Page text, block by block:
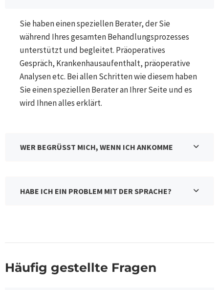
Sie haben einen speziellen Berater, der Sie
während Ihres gesamten Behandlungsprozesses
unterstützt und begleitet. Präoperatives
Gespräch, Krankenhausaufenthalt, präoperative
Analysen etc. Bei allen Schritten wie diesem haben
Sie einen speziellen Berater an Ihrer Seite und es
wird Ihnen alles erklärt.
WER BEGRÜSST MICH, WENN ICH ANKOMME
HABE ICH EIN PROBLEM MIT DER SPRACHE?
Häufig gestellte Fragen​